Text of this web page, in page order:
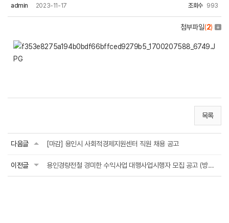
admin 2023-11-17 조회수 993
첨부파일(2)
목록
다음글 [마감] 용인시 사회적경제지원센터 직원 채용 공고
이전글 용인경량전철 경미한 수익사업 대행사업시행자 모집 공고 (방문 및 우편 접수 : ~2023....